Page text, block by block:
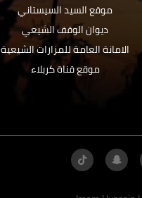
موقع السيد السيستاني
ديوان الوقف الشيعي
الامانة العامة للمزارات الشيعية
موقع قناة كربلاء